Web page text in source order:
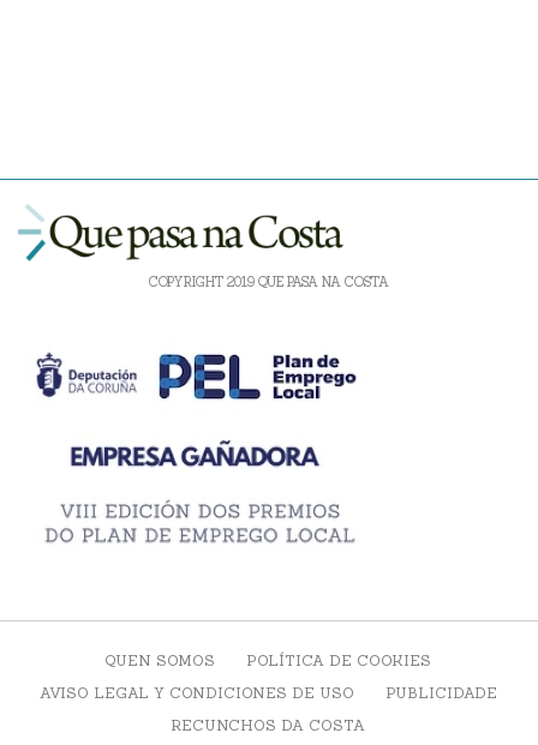
COPYRIGHT 2019 QUE PASA NA COSTA
QUEN SOMOS
POLÍTICA DE COOKIES
AVISO LEGAL Y CONDICIONES DE USO
PUBLICIDADE
RECUNCHOS DA COSTA